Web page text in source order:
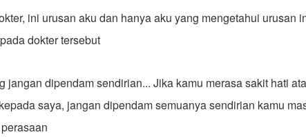
ini urusan aku dan hanya aku yang mengetahui urusan
dokter tersebut
jangan dipendam sendirian... Jika kamu merasa sakit hati
saya, jangan dipendam semuanya sendirian kamu